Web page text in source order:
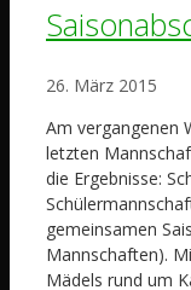
26. März 2015
Am vergangenen
letzten
die Ergebnisse:
gemeinsamen
Mannschaften).
Mädels rund um